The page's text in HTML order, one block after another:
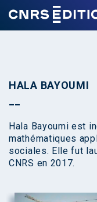
HALA BAYOUMI
Hala Bayoumi est
mathématiques
sociales. Elle fut
CNRS en 2017.